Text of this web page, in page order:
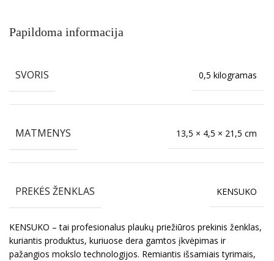
Papildoma informacija
SVORIS 0,5 kilogramas
MATMENYS 13,5 × 4,5 × 21,5 cm
PREKĖS ŽENKLAS KENSUKO
KENSUKO – tai profesionalus plaukų priežiūros prekinis ženklas,
kuriantis produktus, kuriuose dera gamtos įkvėpimas ir
pažangios mokslo technologijos. Remiantis išsamiais tyrimais,